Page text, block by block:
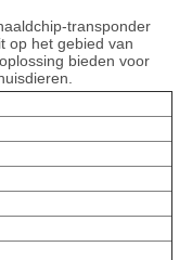
transponder
op het gebied van
bieden voor